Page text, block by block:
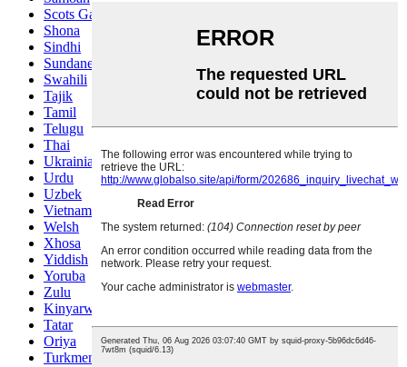
Scots Gaelic
Shona
Sindhi
Sundanese
Swahili
Tajik
Tamil
Telugu
Thai
Ukrainian
Urdu
Uzbek
Vietnamese
Welsh
Xhosa
Yiddish
Yoruba
Zulu
Kinyarwanda
Tatar
Oriya
Turkmen